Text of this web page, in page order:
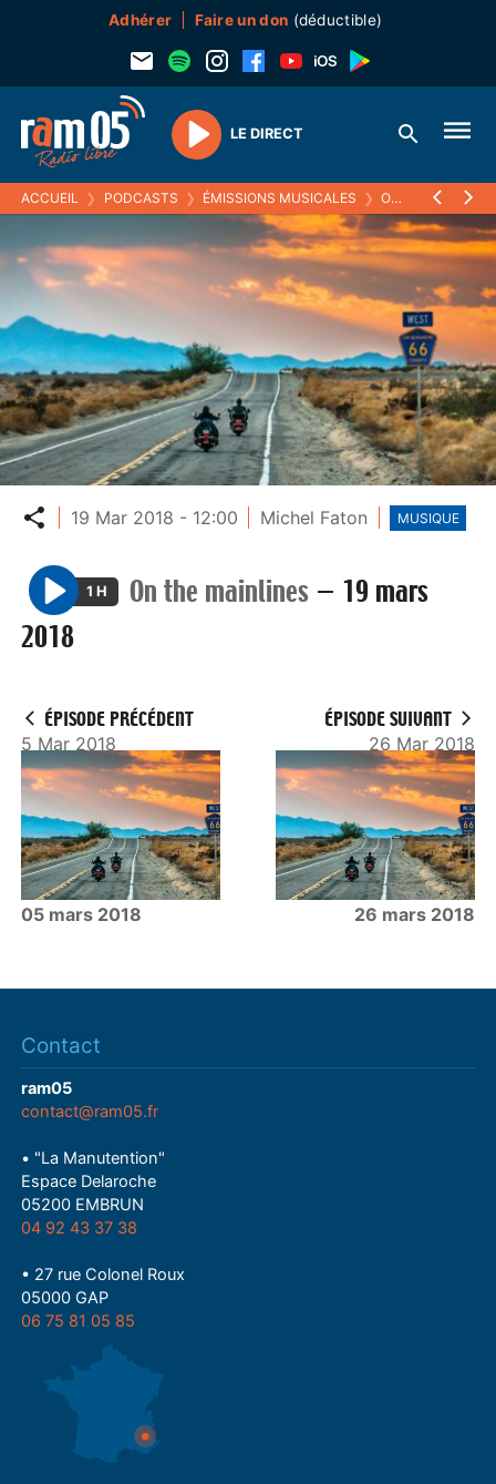
Adhérer Faire un don (déductible)
Play
LE DIRECT
ACCUEIL ❯ PODCASTS ❯ ÉMISSIONS MUSICALES ❯ ON THE MAINLINES
Partager
19 Mar 2018 - 12:00 Michel Faton MUSIQUE
P
l
1 H On the mainlines — 19 mars
2018
ÉPISODE PRÉCÉDENT
5 Mar 2018
05 mars 2018
ÉPISODE SUIVANT
26 Mar 2018
26 mars 2018
Contact
ram05
contact@ram05.fr
• "La Manutention"
Espace Delaroche
05200 EMBRUN
04 92 43 37 38
• 27 rue Colonel Roux
05000 GAP
06 75 81 05 85